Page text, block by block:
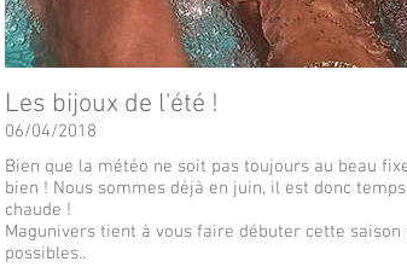
Les bijoux de l'été !
06/04/2018
Bien que la météo ne soit pas toujours au beau
bien ! Nous sommes déjà en juin, il est donc
chaude !
Magunivers tient à vous faire débuter cette
possibles..